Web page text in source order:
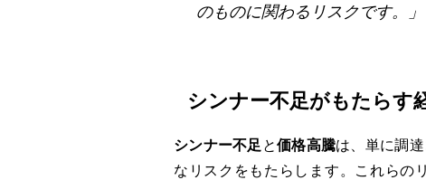
のものに関わるリスクです。」
シンナー不足がもたらす
シンナー不足 と価格高騰は、単に調
なリスクをもたらします。これらの